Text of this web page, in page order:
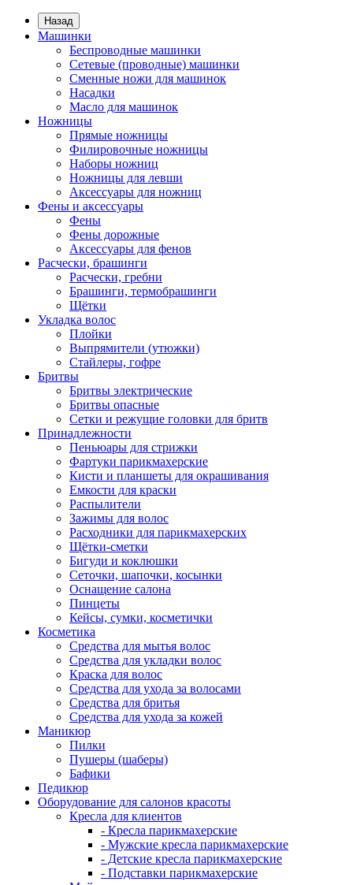
Назад
Машинки
Беспроводные машинки
Сетевые (проводные) машинки
Сменные ножи для машинок
Насадки
Масло для машинок
Ножницы
Прямые ножницы
Филировочные ножницы
Наборы ножниц
Ножницы для левши
Аксессуары для ножниц
Фены и аксессуары
Фены
Фены дорожные
Аксессуары для фенов
Расчески, брашинги
Расчески, гребни
Брашинги, термобрашинги
Щётки
Укладка волос
Плойки
Выпрямители (утюжки)
Стайлеры, гофре
Бритвы
Бритвы электрические
Бритвы опасные
Сетки и режущие головки для бритв
Принадлежности
Пеньюары для стрижки
Фартуки парикмахерские
Кисти и планшеты для окрашивания
Емкости для краски
Распылители
Зажимы для волос
Расходники для парикмахерских
Щётки-сметки
Бигуди и коклюшки
Сеточки, шапочки, косынки
Оснащение салона
Пинцеты
Кейсы, сумки, косметички
Косметика
Средства для мытья волос
Средства для укладки волос
Краска для волос
Средства для ухода за волосами
Средства для бритья
Средства для ухода за кожей
Маникюр
Пилки
Пушеры (шаберы)
Бафики
Педикюр
Оборудование для салонов красоты
Кресла для клиентов
- Кресла парикмахерские
- Мужские кресла парикмахерские
- Детские кресла парикмахерские
- Подставки парикмахерские